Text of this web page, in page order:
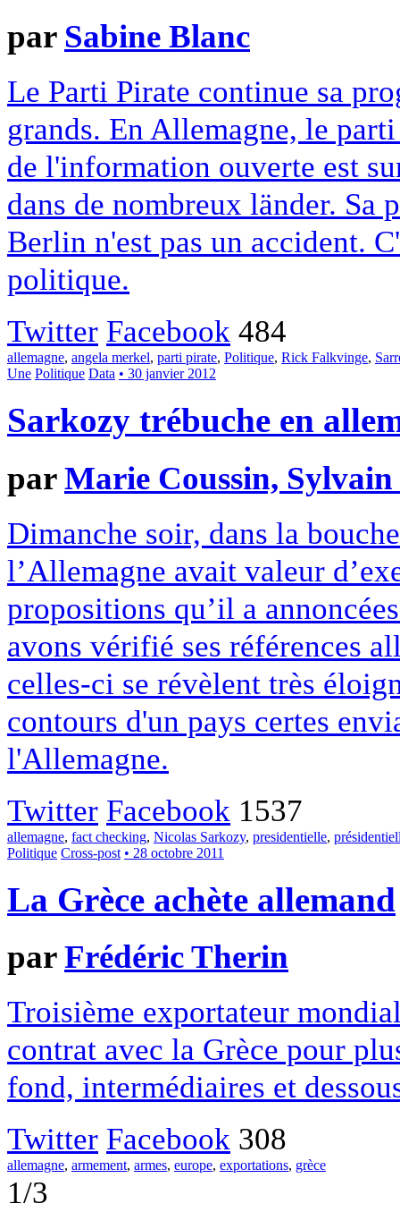
par Sabine Blanc
Le Parti Pirate continue sa
grands. En Allemagne, le
de l'information ouverte est
dans de nombreux länder. Sa
Berlin n'est pas un accident.
politique.
Twitter Facebook 484
allemagne, angela merkel, parti pirate, Politique, Rick Falkvinge,
Une Politique Data • 30 janvier 2012
Sarkozy trébuche en
parMarie Coussin,
Dimanche soir, dans la
l’Allemagne avait valeur
propositions qu’il a
avons vérifié ses références
celles-ci se révèlent très
contours d'un pays certes
l'Allemagne.
Twitter Facebook 1537
allemagne, fact checking, Nicolas Sarkozy, presidentielle,
Politique Cross-post • 28 octobre 2011
La Grèce achète allemand
parFrédéric Therin
Troisième exportateur
contrat avec la Grèce pour
fond, intermédiaires et
Twitter Facebook 308
allemagne, armement, armes, europe, exportations, grèce
1/3